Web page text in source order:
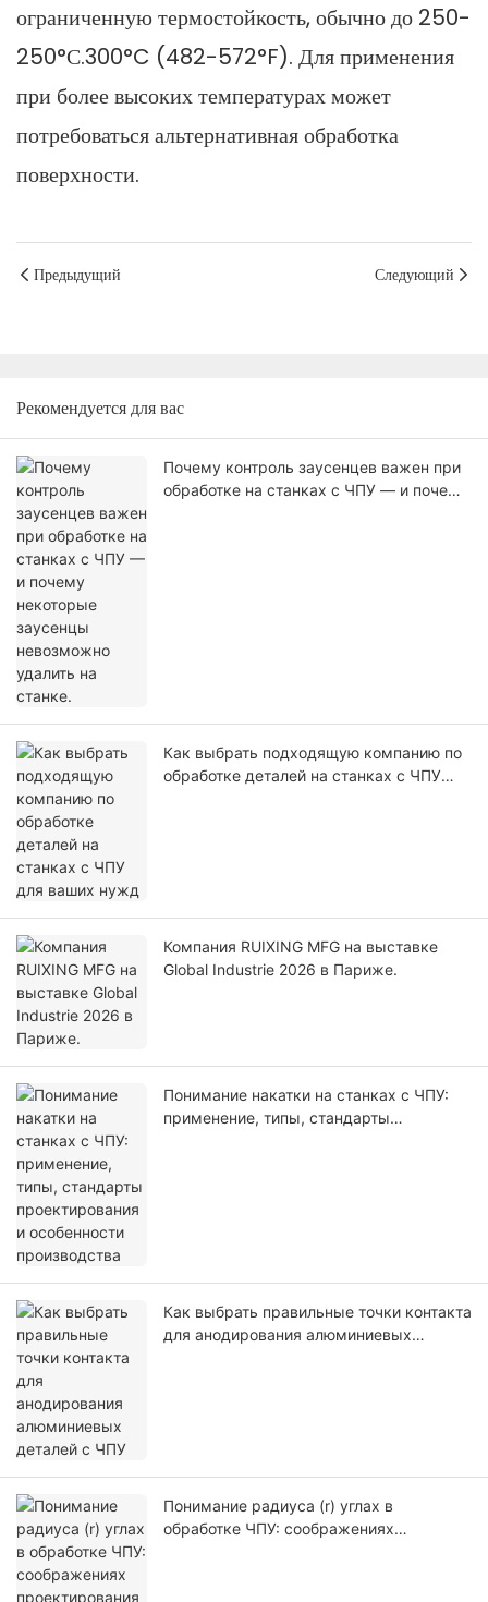
ограниченную термостойкость, обычно до 250-
250°С.300°C (482-572°F). Для применения
при более высоких температурах может
потребоваться альтернативная обработка
поверхности.
Предыдущий Следующий
Рекомендуется для вас
Почему контроль заусенцев важен при
обработке на станках с ЧПУ — и почему
Как выбрать подходящую компанию по
обработке деталей на станках с ЧПУ
Компания RUIXING MFG на выставке
Global Industrie 2026 в Париже.
Понимание накатки на станках с ЧПУ:
применение, типы, стандарты
Как выбрать правильные точки контакта
для анодирования алюминиевых
Понимание радиуса (r) углах в
обработке ЧПУ: соображениях